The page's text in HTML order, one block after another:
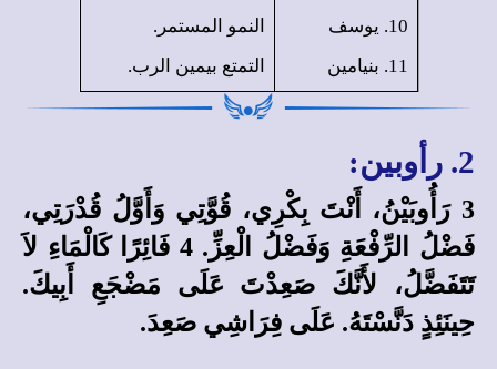
10. يوسف
النمو المستمر.
11. بنيامين
التمتع بيمين الرب.
2. رأوبين:
3 رَأُوبَيْنُ، أَنْتَ بِكْرِي، قُوَّتِي وَأَوَّلُ قُدْرَتِي،
فَضْلُ الرِّفْعَةِ وَفَضْلُ الْعِزِّ. 4 فَائِرًا كَالْمَاءِ لاَ
تَتَفَضَّلُ، لأَنَّكَ صَعِدْتَ عَلَى مَضْجَعِ أَبِيكَ.
حِينَئِذٍ دَنَّسْتَهُ. عَلَى فِرَاشِي صَعِدَ.